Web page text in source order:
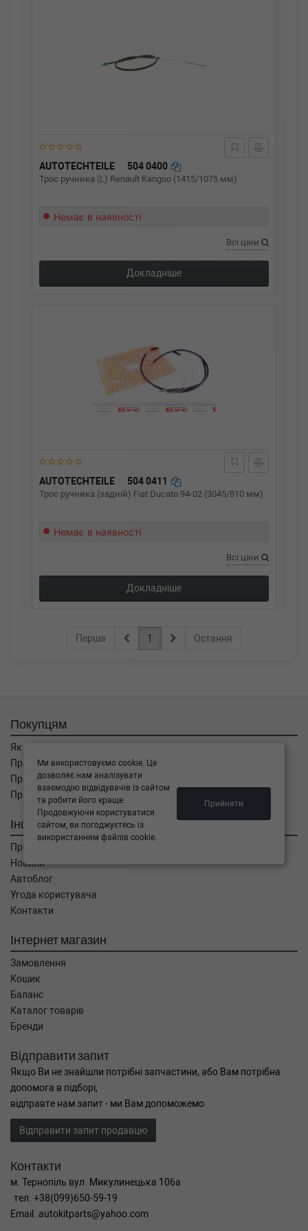
AUTOTECHTEILE 504 0400
Трос ручника (L) Renault Kangoo (1415/1075 мм)
Немає в наявності
Всі ціни
Докладніше
AUTOTECHTEILE 504 0411
Трос ручника (задній) Fiat Ducato 94-02 (3045/810 мм)
Немає в наявності
Всі ціни
Докладніше
Перша 1 Остання
Покупцям
Як замовити
Про оплату
Про доставку
Про повернення
Інформація
Про компанію
Новини
Автоблог
Угода користувача
Контакти
Інтернет магазин
Замовлення
Кошик
Баланс
Каталог товарів
Бренди
Відправити запит
Якщо Ви не знайшли потрібні запчастини, або Вам потрібна
допомога в підборі,
відправте нам запит - ми Вам допоможемо
Відправити запит продавцю
Контакти
м. Тернопіль вул. Микулинецька 106а
тел. +38(099)650-59-19
Email. autokitparts@yahoo.com
Ми використовуємо cookie. Це
дозволяє нам аналізувати
взаємодію відвідувачів із сайтом
та робити його краще.
Продовжуючи користуватися
сайтом, ви погоджуєтесь із
використанням файлів cookie.
Прийняти